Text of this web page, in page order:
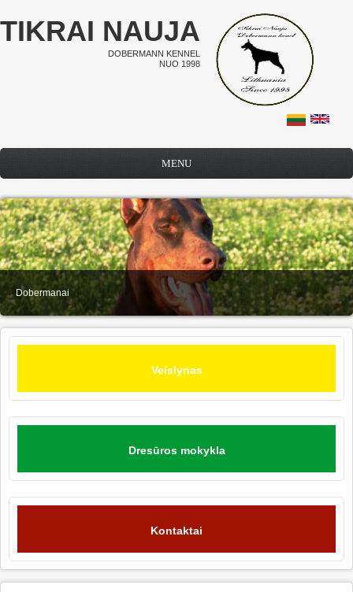
Pereiti į pagrindinį turinį
TIKRAI NAUJA
DOBERMANN KENNEL
NUO 1998
MENU
Dobermanai
Veislynas
Dresūros mokykla
Kontaktai